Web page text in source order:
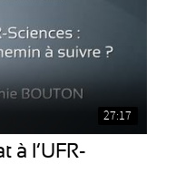
27:17
à l’UFR-